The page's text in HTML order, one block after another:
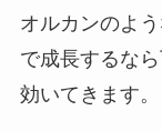
オルカンのよ
で成長するな
効いてきます。